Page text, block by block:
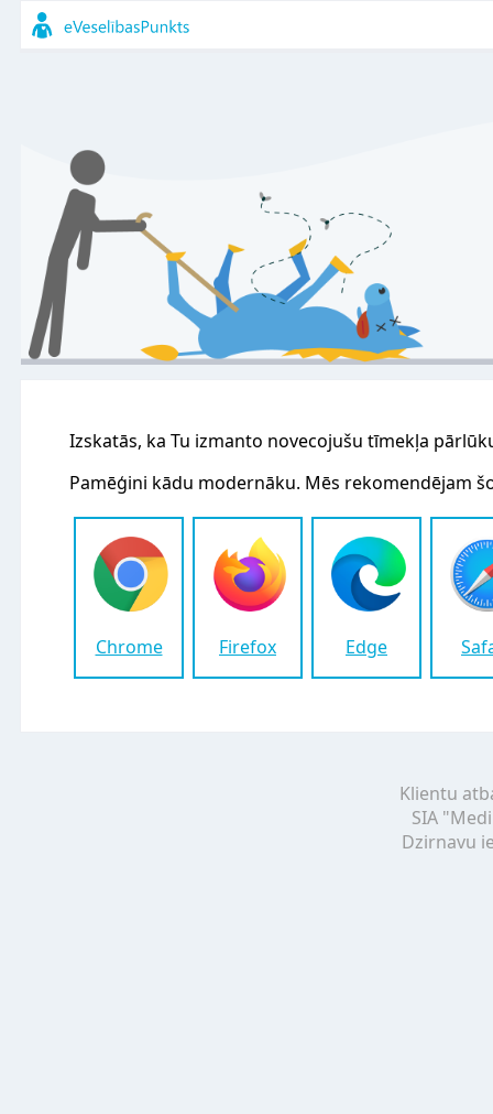
Izskatās, ka Tu izmanto novecojušu tīmekļa
Pamēģini kādu modernāku. Mēs rekomendējam
Chrome Firefox Edge
Klientu
SIA
Dzirnavu